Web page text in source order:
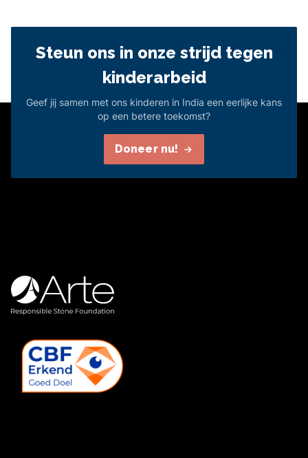
Steun ons in onze strijd tegen
kinderarbeid
Geef jij samen met ons kinderen in India een eerlijke kans
op een betere toekomst?
Doneer nu!